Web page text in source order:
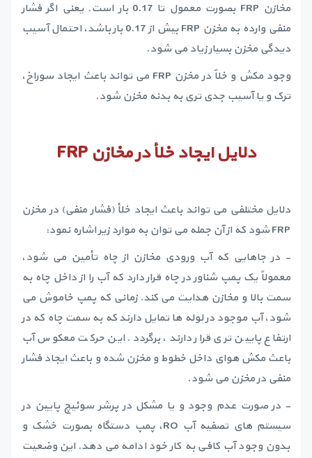
مخازن FRP بصورت معمول تا 0.17 بار است. یعنی اگر فشار
منفی وارده به مخزن FRP بیش از 0.17 بار باشد، احتمال آسیب
دیدگی مخزن بسیار زیاد می شود.
وجود مکش و خلاً در مخزن FRP می تواند باعث ایجاد سوراخ،
ترک و یا آسیب جدی تری به بدنه مخزن شود.
دلایل ایجاد خلأ در مخازن FRP
دلایل مختلفی می تواند باعث ایجاد خلأ (فشار منفی) در مخزن
FRP شود که از آن جمله می توان به موارد زیر اشاره نمود:
- در جاهایی که آب ورودی مخازن از چاه تأمین می شود،
معمولاً یک پمپ شناور در چاه قرار دارد که آب را از داخل چاه به
سمت بالا و مخازن هدایت می کند. زمانی که پمپ خاموش می
شود، آب موجود در لوله ها تمایل دارند که به سمت چاه که در
ارتفاع پایین تری قرار دارند، برگردد. این حرکت معکوس آب
باعث مکش هوای داخل خطوط و مخزن شده و باعث ایجاد فشار
منفی در مخزن می شود.
- در صورت عدم وجود و یا مشکل در پرشر سوئیچ پایین در
سیستم های تصفیه آب RO، پمپ دستگاه بصورت خشک و
بدون وجود آب کافی به کار خود ادامه می دهد. این وضعیت